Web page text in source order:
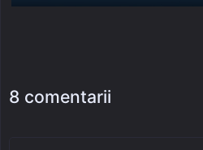
8 comentarii